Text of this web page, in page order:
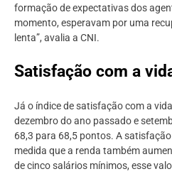
formação de expectativas dos
momento, esperavam por uma
lenta”, avalia a CNI.
Satisfação com a
Já o índice de satisfação com a
dezembro do ano passado e
68,3 para 68,5 pontos. A
medida que a renda também
de cinco salários mínimos, esse